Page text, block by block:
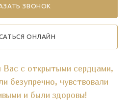
ОНЛАЙН
с открытыми сердцами,
безупречно, чувствовали
и были здоровы!